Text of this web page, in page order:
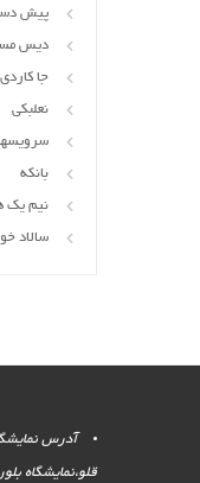
پیش
دیس
جا
نعلبکی
بانکه
نیم یک
سالاد
قلو،نمایشگاه